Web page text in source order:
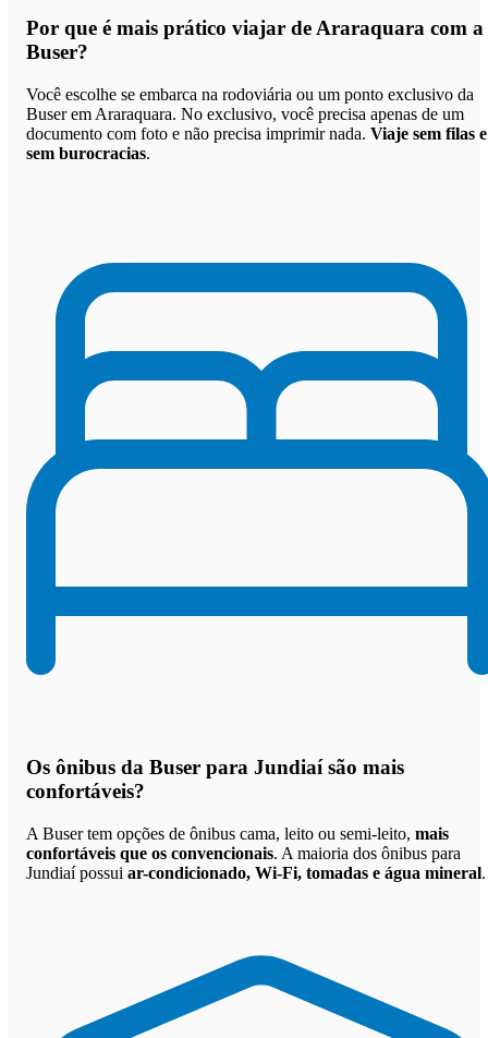
Por que é mais prático viajar de Araraquara com a
Buser?
Você escolhe se embarca na rodoviária ou um ponto exclusivo da
Buser em Araraquara. No exclusivo, você precisa apenas de um
documento com foto e não precisa imprimir nada. Viaje sem filas e
sem burocracias.
Os ônibus da Buser para Jundiaí são mais
confortáveis?
A Buser tem opções de ônibus cama, leito ou semi-leito, mais
confortáveis que os convencionais. A maioria dos ônibus para
Jundiaí possui ar-condicionado, Wi-Fi, tomadas e água mineral.